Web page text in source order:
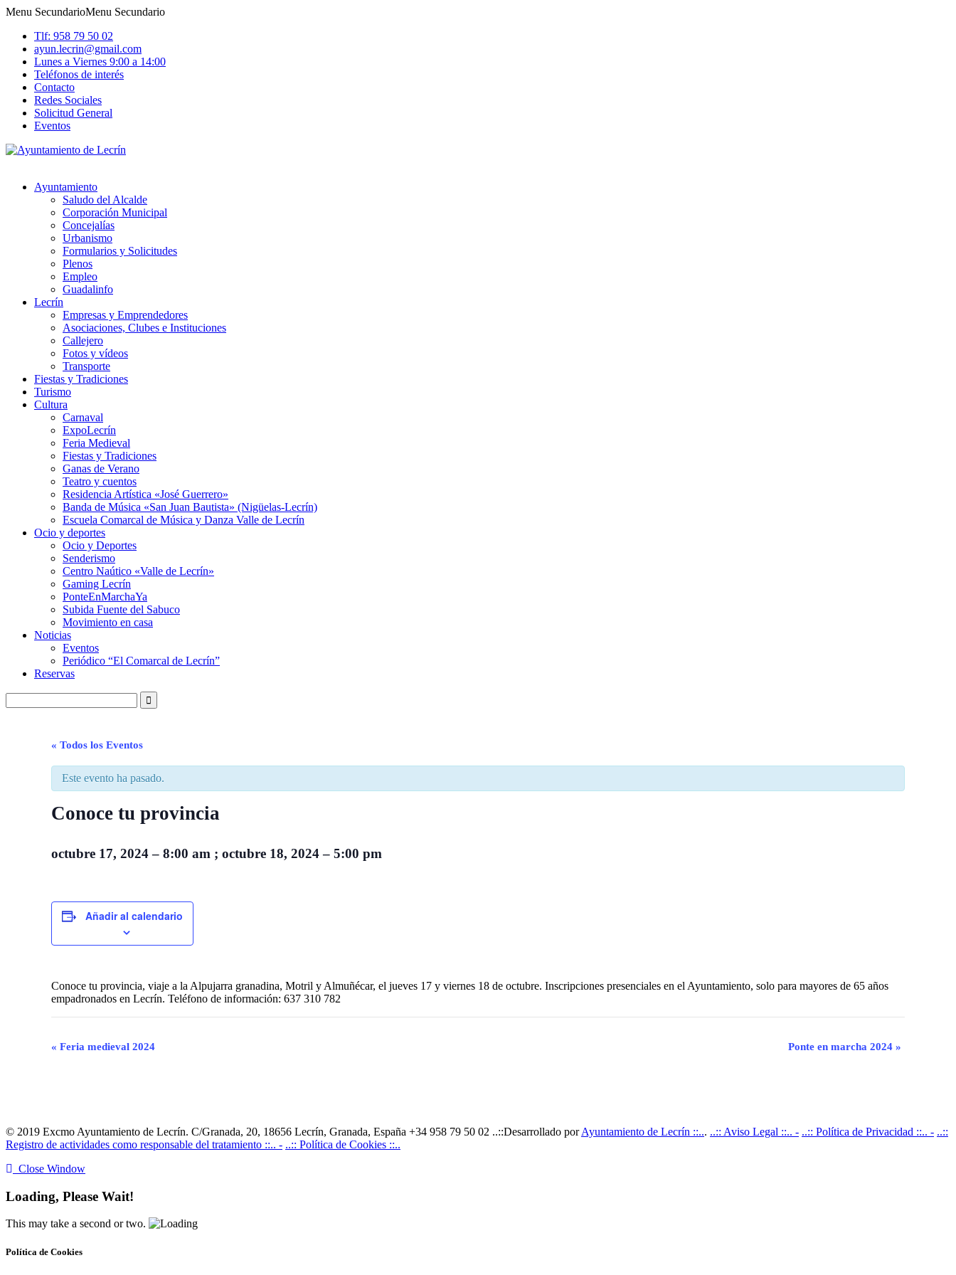
Menu SecundarioMenu Secundario
Tlf: 958 79 50 02
ayun.lecrin@gmail.com
Lunes a Viernes 9:00 a 14:00
Teléfonos de interés
Contacto
Redes Sociales
Solicitud General
Eventos
Ayuntamiento
Saludo del Alcalde
Corporación Municipal
Concejalías
Urbanismo
Formularios y Solicitudes
Plenos
Empleo
Guadalinfo
Lecrín
Empresas y Emprendedores
Asociaciones, Clubes e Instituciones
Callejero
Fotos y vídeos
Transporte
Fiestas y Tradiciones
Turismo
Cultura
Carnaval
ExpoLecrín
Feria Medieval
Fiestas y Tradiciones
Ganas de Verano
Teatro y cuentos
Residencia Artística «José Guerrero»
Banda de Música «San Juan Bautista» (Nigüelas-Lecrín)
Escuela Comarcal de Música y Danza Valle de Lecrín
Ocio y deportes
Ocio y Deportes
Senderismo
Centro Naútico «Valle de Lecrín»
Gaming Lecrín
PonteEnMarchaYa
Subida Fuente del Sabuco
Movimiento en casa
Noticias
Eventos
Periódico “El Comarcal de Lecrín”
Reservas
« Todos los Eventos
Este evento ha pasado.
Conoce tu provincia
octubre 17, 2024– 8:00 am ; octubre 18, 2024– 5:00 pm
Añadir al calendario
Conoce tu provincia, viaje a la Alpujarra granadina, Motril y Almuñécar, el jueves 17 y viernes 18 de octubre. Inscripciones presenciales en el Ayuntamiento, solo para mayores de 65 años
empadronados en Lecrín. Teléfono de información: 637 310 782
Navegación
« Feria medieval 2024 Ponte en marcha 2024 »
© 2019 Excmo Ayuntamiento de Lecrín. C/Granada, 20, 18656 Lecrín, Granada, España +34 958 79 50 02 ..::Desarrollado porAyuntamiento de Lecrín ::... ..:: Aviso Legal ::.. - ..:: Política de Privacidad ::.. - ..::
Registro de actividades como responsable del tratamiento ::.. - ..:: Política de Cookies ::..
Close Window
Loading, Please Wait!
This may take a second or two.
Política de Cookies